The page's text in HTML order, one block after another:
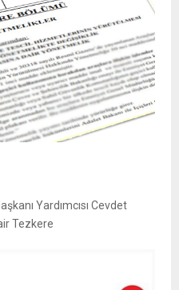
Yardımcısı Cevdet
Tezkere